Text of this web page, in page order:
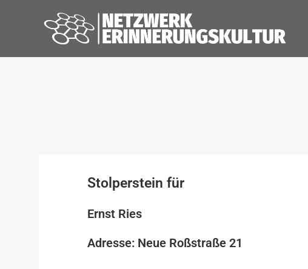
Stolperstein für
Ernst Ries
Adresse: Neue Roßstraße 21